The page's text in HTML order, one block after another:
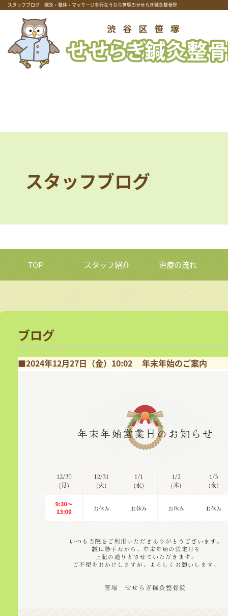
スタッフブログ｜鍼灸・整体・マッサージを行なうなら笹塚のせせらぎ鍼灸整骨院
スタッフブログ
TOP スタッフ紹介 治療の流れ
ブログ
■2024年12月27日（金）10:02 年末年始のご案内